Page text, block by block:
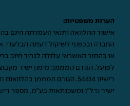
הערות משפטיות:
אישור ההלוואה ותנאי העמדתה הינם
החברה ובכפוף לשיקול דעתה הבלעדי.
או בהחזר האשראי עלולה לגרור חיוב
רישיון 54414. הגורם המממן
ישיר נדל"ן ומשכנתאות בע"מ, מספר רישיון